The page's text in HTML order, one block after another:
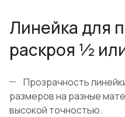
Линейка для
раскроя ½
Прозрачность
размеров на разные
высокой точностью.